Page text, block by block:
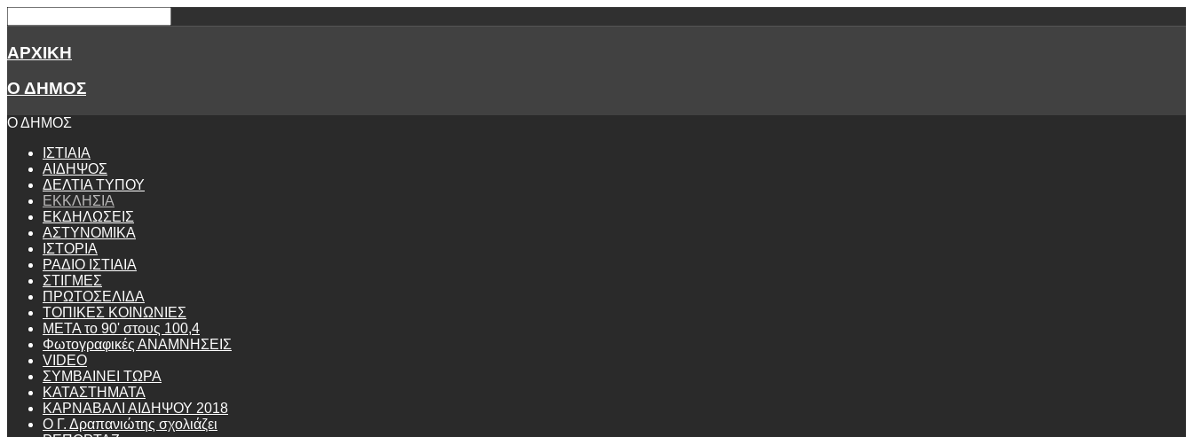
ΑΡΧΙΚΗ
Ο ΔΗΜΟΣ
Ο ΔΗΜΟΣ
ΙΣΤΙΑΙΑ
ΑΙΔΗΨΟΣ
ΔΕΛΤΙΑ ΤΥΠΟΥ
ΕΚΚΛΗΣΙΑ
ΕΚΔΗΛΩΣΕΙΣ
ΑΣΤΥΝΟΜΙΚΑ
ΙΣΤΟΡΙΑ
ΡΑΔΙΟ ΙΣΤΙΑΙΑ
ΣΤΙΓΜΕΣ
ΠΡΩΤΟΣΕΛΙΔΑ
ΤΟΠΙΚΕΣ ΚΟΙΝΩΝΙΕΣ
ΜΕΤΑ το 90' στους 100,4
Φωτογραφικές ΑΝΑΜΝΗΣΕΙΣ
VIDEO
ΣΥΜΒΑΙΝΕΙ ΤΩΡΑ
ΚΑΤΑΣΤΗΜΑΤΑ
ΚΑΡΝΑΒΑΛΙ ΑΙΔΗΨΟΥ 2018
Ο Γ. Δραπανιώτης σχολιάζει